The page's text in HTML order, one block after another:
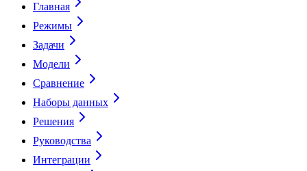
Главная
Режимы
Задачи
Модели
Сравнение
Наборы данных
Решения
Руководства
Интеграции